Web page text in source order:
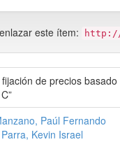
este ítem: http://
de precios
Paúl Fernando
Kevin Israel